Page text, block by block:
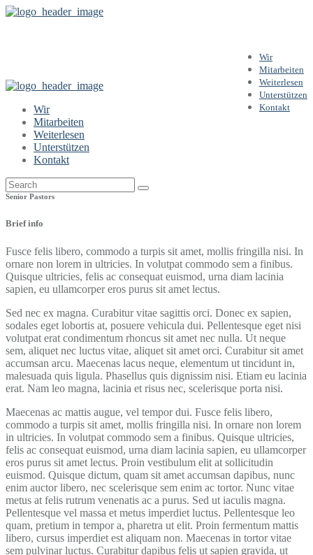
Wir
Mitarbeiten
Weiterlesen
Unterstützen
Kontakt
Wir
Mitarbeiten
Weiterlesen
Unterstützen
Kontakt
Senior Pastors
Brief info
Fusce felis libero, commodo a turpis sit amet, mollis fringilla nisi. In
ornare non lorem in ultricies. In volutpat commodo sem a finibus.
Quisque ultricies, felis ac consequat euismod, urna diam lacinia
sapien, eu ullamcorper eros purus sit amet lectus.
Sed nec ex magna. Curabitur vitae sagittis orci. Donec ex sapien,
sodales eget lobortis at, posuere vehicula dui. Pellentesque eget nisi
volutpat erat condimentum rhoncus sit amet nec nulla. Ut neque
sem, aliquet nec luctus vitae, aliquet sit amet orci. Curabitur sit amet
accumsan arcu. Maecenas lacus neque, elementum ut tincidunt in,
malesuada quis ligula. Phasellus quis dignissim nisi. Etiam eu lacinia
erat. Nam leo magna, lacinia et risus nec, scelerisque porta nisi.
Maecenas ac mattis augue, vel tempor dui. Fusce felis libero,
commodo a turpis sit amet, mollis fringilla nisi. In ornare non lorem
in ultricies. In volutpat commodo sem a finibus. Quisque ultricies,
felis ac consequat euismod, urna diam lacinia sapien, eu ullamcorper
eros purus sit amet lectus. Proin vestibulum elit at sollicitudin
euismod. Quisque dictum, quam sit amet accumsan dapibus, nunc
enim auctor libero, nec scelerisque sem enim ac tortor. Nunc vitae
metus at felis rutrum venenatis ac a purus. Sed ut iaculis magna.
Pellentesque vel massa et metus imperdiet luctus. Pellentesque leo
quam, pretium in tempor a, pharetra ut elit. Proin fermentum mattis
libero, cursus imperdiet est aliquam non. Maecenas in tortor vitae
sem pulvinar luctus. Curabitur dapibus felis ut sapien gravida, ut